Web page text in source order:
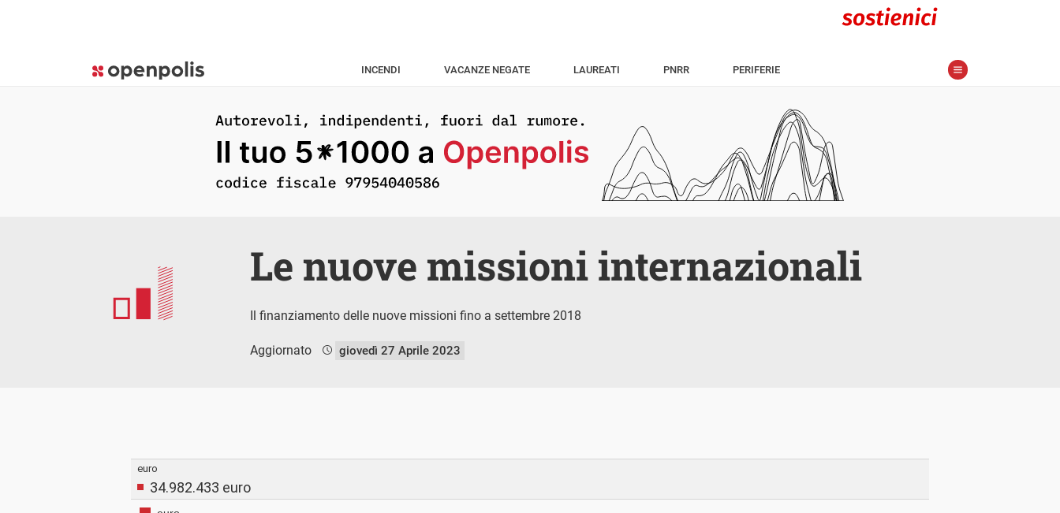
INCENDI VACANZE NEGATE LAUREATI PNRR PERIFERIE
Le nuove missioni internazionali
Il finanziamento delle nuove missioni fino a settembre 2018
Aggiornato giovedì 27 Aprile 2023